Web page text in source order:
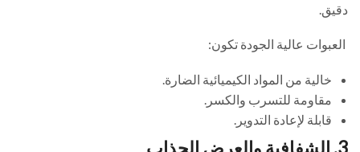
دقيق.
العبوات عالية الجودة تكون:
خالية من المواد الكيميائية الضارة.
مقاومة للتسرب والكسر.
قابلة لإعادة التدوير.
3. الشفافية والعرض الجذاب